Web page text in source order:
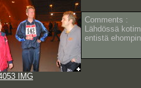
IMG
Comments :
Lähdössä
entistä